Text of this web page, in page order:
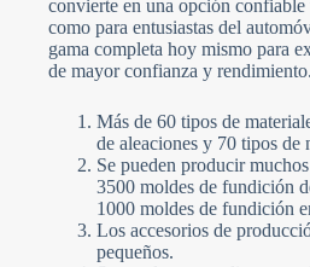
convierte en una opción confiable
como para entusiastas del
gama completa hoy mismo para
de mayor confianza y rendimiento.
Más de 60 tipos de
de aleaciones y 70 tipos de
Se pueden producir
3500 moldes de fundición
1000 moldes de fundición
Los accesorios de
pequeños.